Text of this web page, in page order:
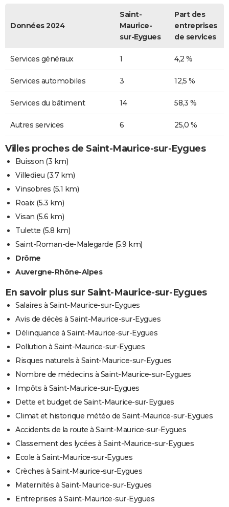
Données 2024
Saint-
Maurice-
sur-Eygues
Part des
entreprises
de services
Services généraux 1 4,2 %
Services automobiles 3 12,5 %
Services du bâtiment 14 58,3 %
Autres services 6 25,0 %
Villes proches de Saint-Maurice-sur-Eygues
Buisson (3 km)
Villedieu (3.7 km)
Vinsobres (5.1 km)
Roaix(5.3 km)
Visan (5.6 km)
Tulette (5.8 km)
Saint-Roman-de-Malegarde (5.9 km)
Drôme
Auvergne-Rhône-Alpes
En savoir plus sur Saint-Maurice-sur-Eygues
Salaires à Saint-Maurice-sur-Eygues
Avis de décès à Saint-Maurice-sur-Eygues
Délinquance à Saint-Maurice-sur-Eygues
Pollution à Saint-Maurice-sur-Eygues
Risques naturels à Saint-Maurice-sur-Eygues
Nombre de médecins à Saint-Maurice-sur-Eygues
Impôts à Saint-Maurice-sur-Eygues
Dette et budget de Saint-Maurice-sur-Eygues
Climat et historique météo de Saint-Maurice-sur-Eygues
Accidents de la route à Saint-Maurice-sur-Eygues
Classement des lycées à Saint-Maurice-sur-Eygues
Ecole à Saint-Maurice-sur-Eygues
Crèches à Saint-Maurice-sur-Eygues
Maternités à Saint-Maurice-sur-Eygues
Entreprises à Saint-Maurice-sur-Eygues